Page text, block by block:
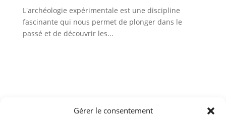
Gérer le consentement
L'archéologie expérimentale est une discipline
fascinante qui nous permet de plonger dans le
passé et de découvrir les...
La page demandée est introuvable. Essayez d'affiner